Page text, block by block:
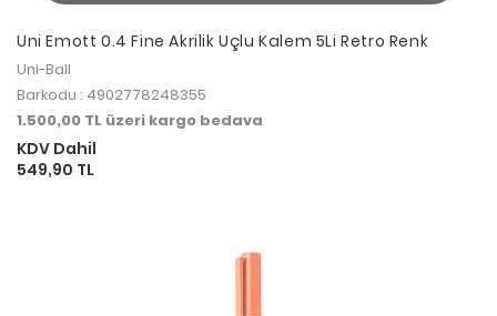
Uni Emott 0.4 Fine Akrilik Uçlu Kalem 5Li Retro Renk
Uni-Ball
Barkodu : 4902778248355
1.500,00 TL üzeri kargo bedava
KDV Dahil
549,90 TL